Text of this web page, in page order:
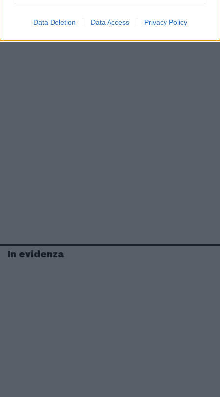
Data Deletion Data Access Privacy Policy
In evidenza